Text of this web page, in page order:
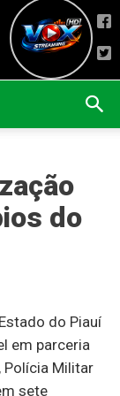
do
do Piauí
em parceria
Polícia Militar
sete